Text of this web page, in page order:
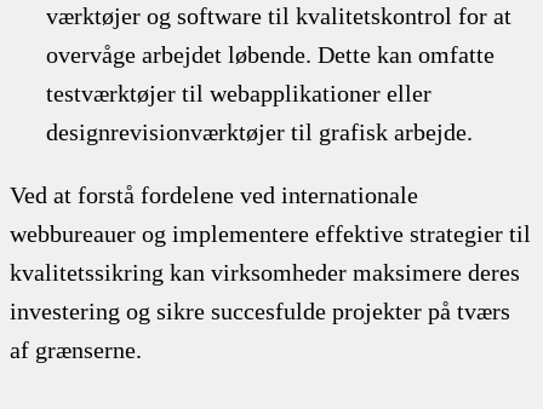
værktøjer og software til kvalitetskontrol for at
overvåge arbejdet løbende. Dette kan omfatte
testværktøjer til webapplikationer eller
designrevisionværktøjer til grafisk arbejde.
Ved at forstå fordelene ved internationale
webbureauer og implementere effektive strategier til
kvalitetssikring kan virksomheder maksimere deres
investering og sikre succesfulde projekter på tværs
af grænserne.